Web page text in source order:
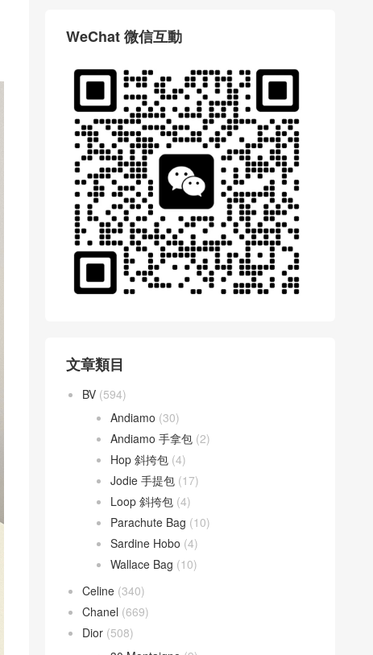
WeChat 微信互動
文章類目
BV (594)
Andiamo (30)
Andiamo 手拿包 (2)
Hop 斜挎包 (4)
Jodie 手提包 (17)
Loop 斜挎包 (4)
Parachute Bag (10)
Sardine Hobo (4)
Wallace Bag (10)
Celine (340)
Chanel (669)
Dior (508)